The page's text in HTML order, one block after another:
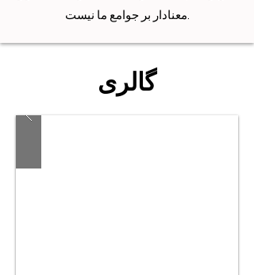
معنادار بر جوامع ما نیست.
گالری